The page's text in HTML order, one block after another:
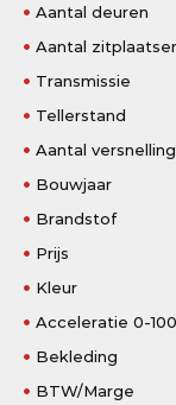
Aantal deuren
Aantal
Transmissie
Tellerstand
Aantal
Bouwjaar
Brandstof
Prijs
Kleur
Acceleratie 0-100
Bekleding
BTW/Marge